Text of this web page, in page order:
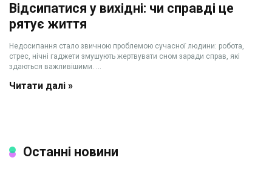
Відсипатися у вихідні: чи справді це
рятує життя
Недосипання стало звичною проблемою сучасної людини: робота,
стрес, нічні гаджети змушують жертвувати сном заради справ, які
здаються важливішими. ...
Читати далі »
Останні новини